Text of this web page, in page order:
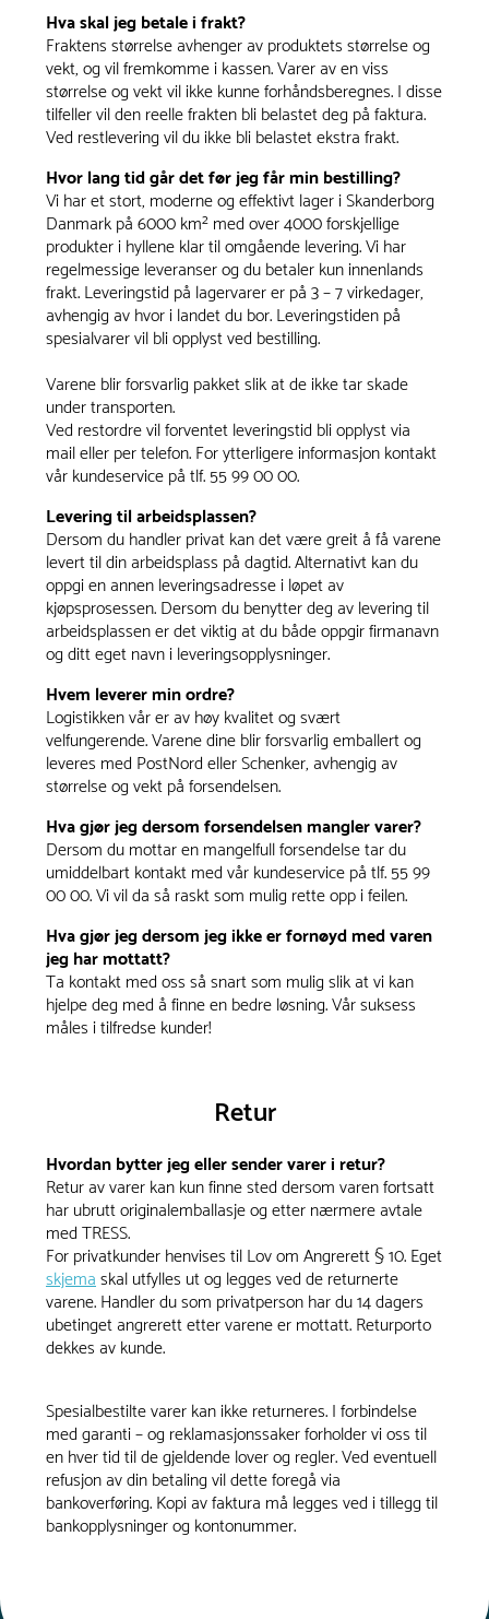
Hva skal jeg betale i frakt?
Fraktens størrelse avhenger av produktets størrelse og
vekt, og vil fremkomme i kassen. Varer av en viss
størrelse og vekt vil ikke kunne forhåndsberegnes. I disse
tilfeller vil den reelle frakten bli belastet deg på faktura.
Ved restlevering vil du ikke bli belastet ekstra frakt.
Hvor lang tid går det før jeg får min bestilling?
Vi har et stort, moderne og effektivt lager i Skanderborg
Danmark på 6000 km² med over 4000 forskjellige
produkter i hyllene klar til omgående levering. Vi har
regelmessige leveranser og du betaler kun innenlands
frakt. Leveringstid på lagervarer er på 3 – 7 virkedager,
avhengig av hvor i landet du bor. Leveringstiden på
spesialvarer vil bli opplyst ved bestilling.
Varene blir forsvarlig pakket slik at de ikke tar skade
under transporten.
Ved restordre vil forventet leveringstid bli opplyst via
mail eller per telefon. For ytterligere informasjon kontakt
vår kundeservice på tlf. 55 99 00 00.
Levering til arbeidsplassen?
Dersom du handler privat kan det være greit å få varene
levert til din arbeidsplass på dagtid. Alternativt kan du
oppgi en annen leveringsadresse i løpet av
kjøpsprosessen. Dersom du benytter deg av levering til
arbeidsplassen er det viktig at du både oppgir firmanavn
og ditt eget navn i leveringsopplysninger.
Hvem leverer min ordre?
Logistikken vår er av høy kvalitet og svært
velfungerende. Varene dine blir forsvarlig emballert og
leveres med PostNord eller Schenker, avhengig av
størrelse og vekt på forsendelsen.
Hva gjør jeg dersom forsendelsen mangler varer?
Dersom du mottar en mangelfull forsendelse tar du
umiddelbart kontakt med vår kundeservice på tlf. 55 99
00 00. Vi vil da så raskt som mulig rette opp i feilen.
Hva gjør jeg dersom jeg ikke er fornøyd med varen
jeg har mottatt?
Ta kontakt med oss så snart som mulig slik at vi kan
hjelpe deg med å finne en bedre løsning. Vår suksess
måles i tilfredse kunder!
Retur
Hvordan bytter jeg eller sender varer i retur?
Retur av varer kan kun finne sted dersom varen fortsatt
har ubrutt originalemballasje og etter nærmere avtale
med TRESS.
For privatkunder henvises til Lov om Angrerett § 10. Eget
skjemaskal utfylles ut og legges ved de returnerte
varene. Handler du som privatperson har du 14 dagers
ubetinget angrerett etter varene er mottatt. Returporto
dekkes av kunde.
Spesialbestilte varer kan ikke returneres. I forbindelse
med garanti – og reklamasjonssaker forholder vi oss til
en hver tid til de gjeldende lover og regler. Ved eventuell
refusjon av din betaling vil dette foregå via
bankoverføring. Kopi av faktura må legges ved i tillegg til
bankopplysninger og kontonummer.